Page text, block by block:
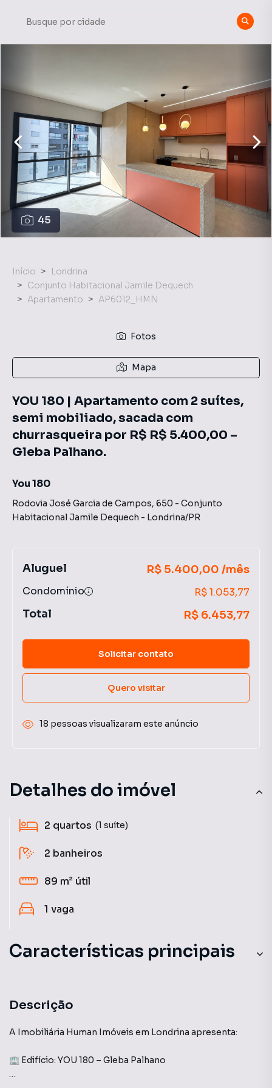
45
Detalhes do imóvel
2 quartos (1 suíte)
2 banheiros
89 m² útil
1 vaga
Características principais
Armário Cozinha
Armário no Quarto
Churrasqueira
Descrição
A Imobiliária Human Imóveis em Londrina apresenta:
🏢 Edifício: YOU 180 – Gleba Palhano
Início
Londrina
Conjunto Habitacional Jamile Dequech
Apartamento
AP6012_HMN
Fotos
Mapa
YOU 180 | Apartamento com 2 suítes,
semi mobiliado, sacada com
churrasqueira por R$ R$ 5.400,00 –
Gleba Palhano.
You 180
Rodovia José Garcia de Campos, 650 - Conjunto
Habitacional Jamile Dequech - Londrina/PR
Aluguel R$ 5.400,00 /mês
Condomínio R$ 1.053,77
Total R$ 6.453,77
Solicitar contato
Quero visitar
18 pessoas visualizaram este anúncio